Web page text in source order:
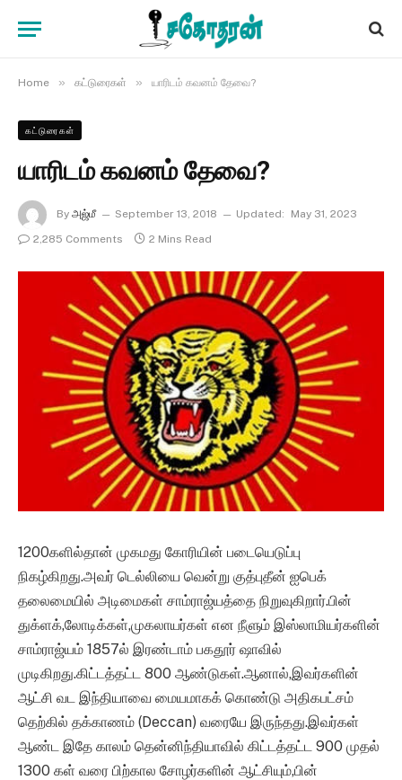
Home » கட்டுரைகள் » யாரிடம் கவனம் தேவை?
கட்டுரைகள்
யாரிடம் கவனம் தேவை?
By அஜ்மீ September 13, 2018 Updated:
May 31, 2023
2,285 Comments
2 Mins Read
1200களில்தான் முகமது கோரியின் படையெடுப்பு
நிகழ்கிறது.அவர் டெல்லியை வென்று குத்புதீன் ஐபெக்
தலைமையில் அடிமைகள் சாம்ராஜ்யத்தை நிறுவுகிறார்.பின்
துக்ளக்,லோடிக்கள்,முகலாயர்கள் என நீளும் இஸ்லாமியர்களின்
சாம்ராஜ்யம் 1857ல் இரண்டாம் பகதூர் ஷாவில்
முடிகிறது.கிட்டத்தட்ட 800 ஆண்டுகள்.ஆனால்,இவர்களின்
ஆட்சி வட இந்தியாவை மையமாகக் கொண்டு அதிகபட்சம்
தெற்கில் தக்காணம் (Deccan) வரையே இருந்தது.இவர்கள்
ஆண்ட இதே காலம் தென்னிந்தியாவில் கிட்டத்தட்ட 900 முதல்
1300 கள் வரை பிற்கால சோழர்களின் ஆட்சியும்,பின்